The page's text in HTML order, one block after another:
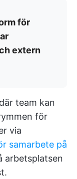
för
extern
team kan
för
via
samarbete på
arbetsplatsen